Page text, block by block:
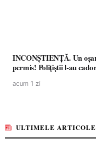
INCONȘTIENȚĂ. Un
permis! Polițiștii l-au
acum 1 zi
ULTIMELE ARTICOLE